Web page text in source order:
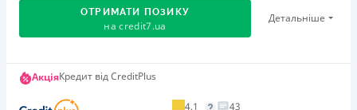
ОТРИМАТИ ПОЗИКУ
на credit7.ua
Детальніше
Акція: «Кешбек за друга»
АкціяКредит від CreditPlus
4,1
43